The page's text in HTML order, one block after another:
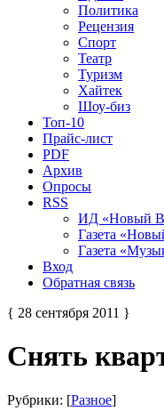
Политика
Рецензия
Спорт
Театр
Туризм
Хайтек
Шоу-биз
Топ-10
Прайс-лист
PDF
Архив
Опросы
RSS
ИД «Новый
Газета
Газета
Вход
Обратная связь
{ 28 сентября 2011 }
Снять
Рубрики: [Разное]